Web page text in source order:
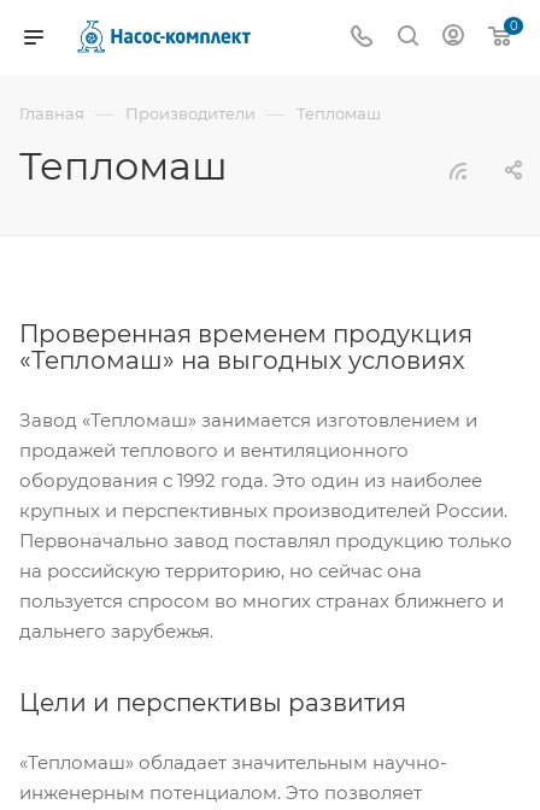
0
Главная — Производители — Тепломаш
Тепломаш
Проверенная временем продукция
«Тепломаш» на выгодных условиях
Завод «Тепломаш» занимается изготовлением и
продажей теплового и вентиляционного
оборудования с 1992 года. Это один из наиболее
крупных и перспективных производителей России.
Первоначально завод поставлял продукцию только
на российскую территорию, но сейчас она
пользуется спросом во многих странах ближнего и
дальнего зарубежья.
Цели и перспективы развития
«Тепломаш» обладает значительным научно-
инженерным потенциалом. Это позволяет